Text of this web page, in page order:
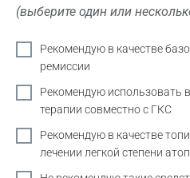
(выберите один или
Рекомендую в качестве
ремиссии
Рекомендую использовать
терапии совместно с ГКС
Рекомендую в качестве
лечении легкой степени